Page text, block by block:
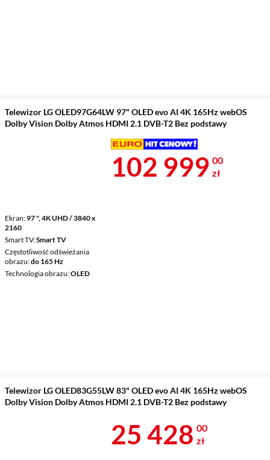
Telewizor LG OLED97G64LW 97" OLED evo AI 4K 165Hz webOS
Dolby Vision Dolby Atmos HDMI 2.1 DVB-T2 Bez podstawy
Ekran 97 ", 4K UHD / 3840 x
2160
Smart TV Smart TV
Częstotliwość odświeżania
obrazu do 165 Hz
Technologia obrazu OLED
Cena 102
102 999 00
zł
Telewizor LG OLED83G55LW 83" OLED evo AI 4K 165Hz webOS
Dolby Vision Dolby Atmos HDMI 2.1 DVB-T2 Bez podstawy
Cena 25 428
25 428 00
zł